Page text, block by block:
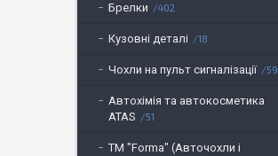
Брелки 402
Кузовні деталі 18
Чохли на пульт сигналізації 59
Автохімія та автокосметика
ATAS
51
ТМ "Forma" (Авточохли і